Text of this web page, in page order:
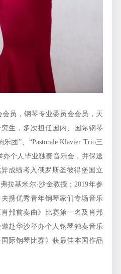
会员，钢琴专业委员会会员，天
生，多次担任国内、国际钢琴
团”、“Pastorale Klavier Trio三
办个人毕业独奏音乐会，并保送
成绩考入俄罗斯圣彼得堡国立
拉基米尔·沙金教授；2019年参
携优秀青年钢琴家们专场音乐
邦前奏曲》比赛第一名及肖邦
赴华沙举办个人钢琴独奏音乐
际钢琴比赛》获最佳本国作品